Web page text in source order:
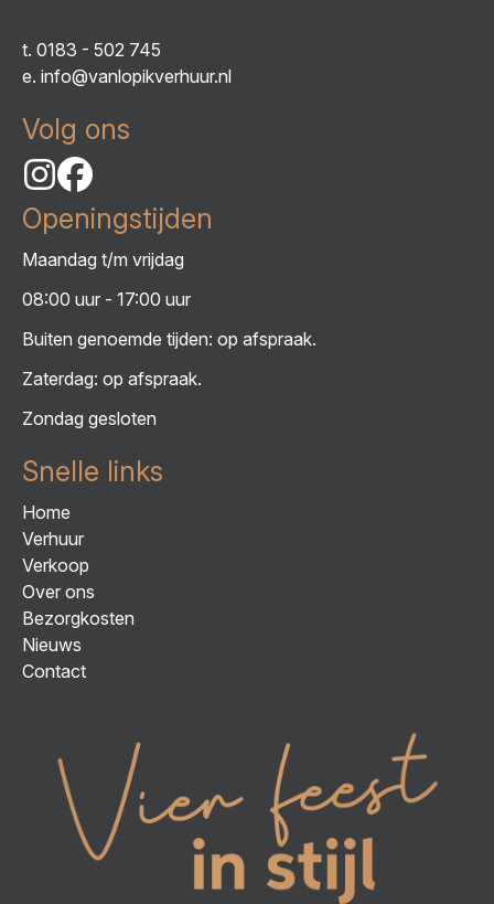
t. 0183 - 502 745
e. info@vanlopikverhuur.nl
Volg ons
Openingstijden
Maandag t/m vrijdag
08:00 uur - 17:00 uur
Buiten genoemde tijden: op afspraak.
Zaterdag: op afspraak.
Zondag gesloten
Snelle links
Home
Verhuur
Verkoop
Over ons
Bezorgkosten
Nieuws
Contact